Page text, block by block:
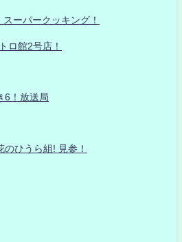
ーパークッキング！
ロ館2号店！
6！放送局
ひうら組! 見参！